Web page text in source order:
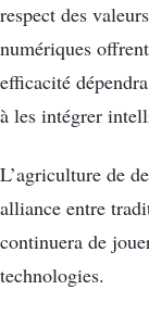
respect des
numériques
efficacité
à les intégrer
L’agriculture de
alliance entre
continuera de
technologies.